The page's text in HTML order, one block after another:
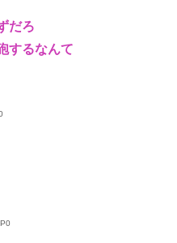
だろ
するなんて